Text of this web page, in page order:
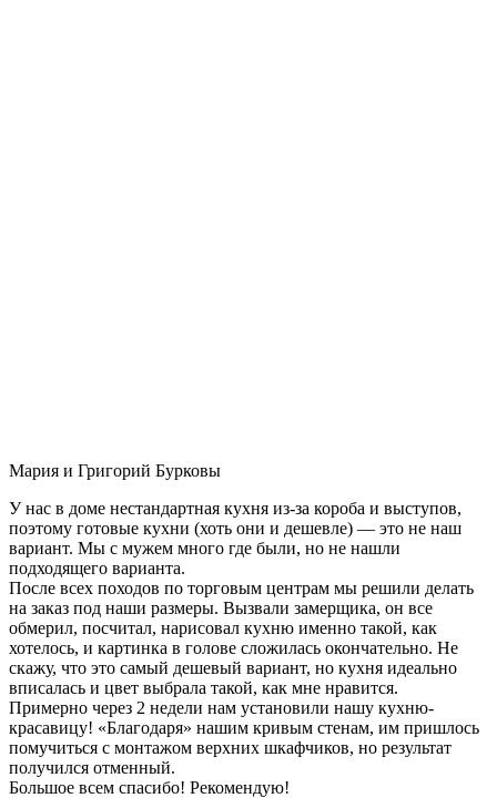
Мария и Григорий Бурковы
У нас в доме нестандартная кухня из-за короба и выступов,
поэтому готовые кухни (хоть они и дешевле) — это не наш
вариант. Мы с мужем много где были, но не нашли
подходящего варианта.
После всех походов по торговым центрам мы решили делать
на заказ под наши размеры. Вызвали замерщика, он все
обмерил, посчитал, нарисовал кухню именно такой, как
хотелось, и картинка в голове сложилась окончательно. Не
скажу, что это самый дешевый вариант, но кухня идеально
вписалась и цвет выбрала такой, как мне нравится.
Примерно через 2 недели нам установили нашу кухню-
красавицу! «Благодаря» нашим кривым стенам, им пришлось
помучиться с монтажом верхних шкафчиков, но результат
получился отменный.
Большое всем спасибо! Рекомендую!